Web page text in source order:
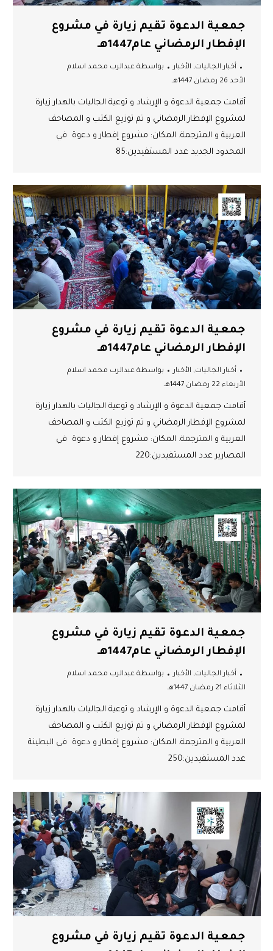
جمعية الدعوة تقيم زيارة في مشروع
الإفطار الرمضاني عام1447هـ
أخبار الجاليات, الأخبار بواسطة عبدالرب محمد اسلام
الأحد 26 رمضان 1447هـ
أقامت جمعية الدعوة و الإرشاد و توعية الجاليات بالهدار زيارة
لمشروع الإفطار الرمضاني و تم توزيع الكتب و المصاحف
العربية و المترجمة. المكان: مشروع إفطار و دعوة في
المحدود الجديد عدد المستفيدين:85
جمعية الدعوة تقيم زيارة في مشروع
الإفطار الرمضاني عام1447هـ
أخبار الجاليات, الأخبار بواسطة عبدالرب محمد اسلام
الأربعاء 22 رمضان 1447هـ
أقامت جمعية الدعوة و الإرشاد و توعية الجاليات بالهدار زيارة
لمشروع الإفطار الرمضاني و تم توزيع الكتب و المصاحف
العربية و المترجمة. المكان: مشروع إفطار و دعوة في
المصارير عدد المستفيدين:220
جمعية الدعوة تقيم زيارة في مشروع
الإفطار الرمضاني عام1447هـ
أخبار الجاليات, الأخبار بواسطة عبدالرب محمد اسلام
الثلاثاء 21 رمضان 1447هـ
أقامت جمعية الدعوة و الإرشاد و توعية الجاليات بالهدار زيارة
لمشروع الإفطار الرمضاني و تم توزيع الكتب و المصاحف
العربية و المترجمة. المكان: مشروع إفطار و دعوة في البطينة
عدد المستفيدين:250
جمعية الدعوة تقيم زيارة في مشروع